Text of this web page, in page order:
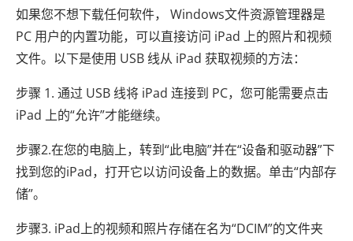
如果您不想下载任何软件， Windows文件资源管理器是
PC 用户的内置功能，可以直接访问 iPad 上的照片和视频
文件。以下是使用 USB 线从 iPad 获取视频的方法：
步骤 1. 通过 USB 线将 iPad 连接到 PC，您可能需要点击
iPad 上的“允许”才能继续。
步骤2.在您的电脑上，转到“此电脑”并在“设备和驱动器”下
找到您的iPad，打开它以访问设备上的数据。单击“内部存
储”。
步骤3. iPad上的视频和照片存储在名为“DCIM”的文件夹